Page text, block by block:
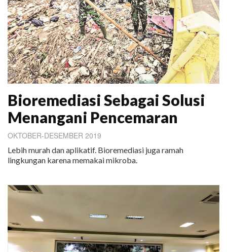
Bioremediasi Sebagai Solusi
Menangani Pencemaran
OKTOBER-DESEMBER 2019
Lebih murah dan aplikatif. Bioremediasi juga ramah
lingkungan karena memakai mikroba.